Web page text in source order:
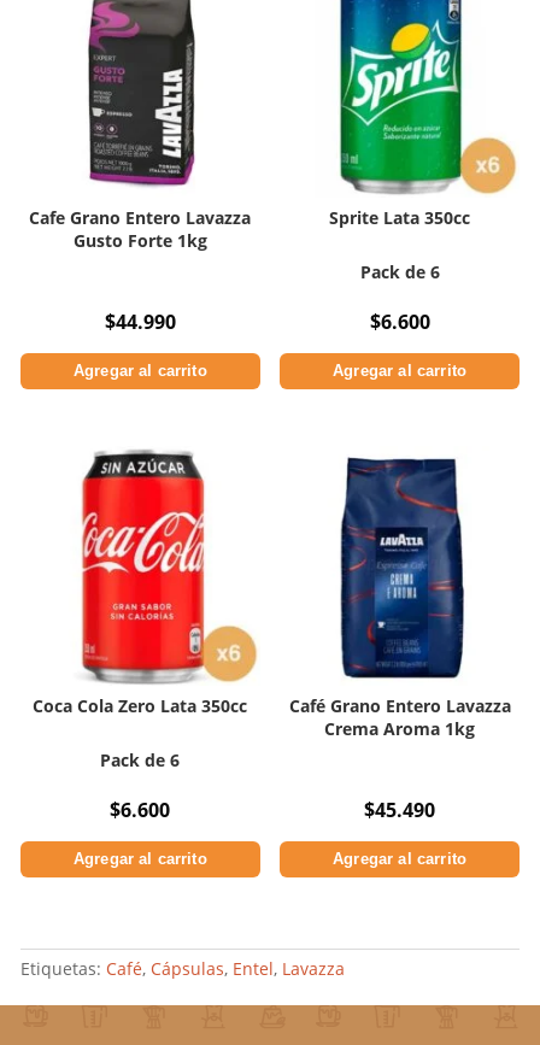
Cafe Grano Entero Lavazza
Gusto Forte 1kg
$44.990
Agregar al carrito
Sprite Lata 350cc
Pack de 6
$6.600
Agregar al carrito
Coca Cola Zero Lata 350cc
Pack de 6
$6.600
Agregar al carrito
Café Grano Entero Lavazza
Crema Aroma 1kg
$45.490
Agregar al carrito
Etiquetas: Café, Cápsulas, Entel, Lavazza